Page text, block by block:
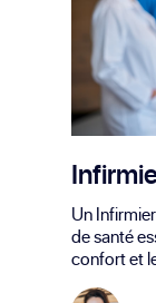
Un
de santé
confort et